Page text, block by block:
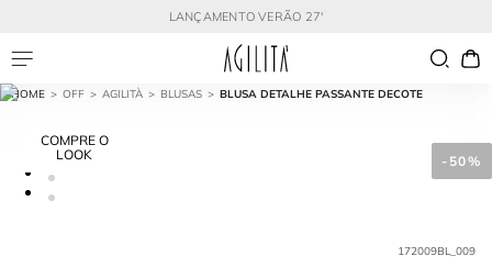
LANÇAMENTO VERÃO 27'
OFF AGILITÀ BLUSAS BLUSA DETALHE PASSANTE DECOTE
COMPRE O
LOOK
- 50%
172009BL_009